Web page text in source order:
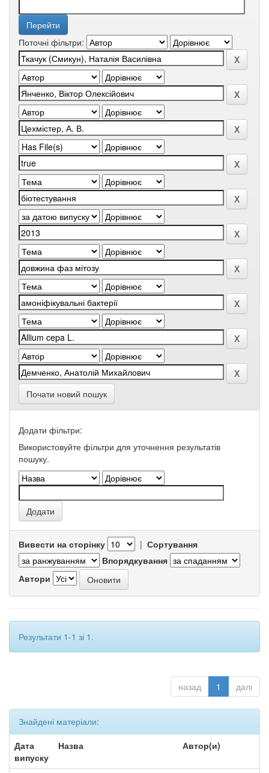
Поточні фільтри:
Почати новий пошук
Додати фільтри:
Використовуйте фільтри для уточнення результатів
пошуку.
Вивести на сторінку | Сортування
Впорядкування
Автори
Результати 1-1 зі 1.
назад 1 далі
Знайдені матеріали:
Дата
випуску
Назва Автор(и)